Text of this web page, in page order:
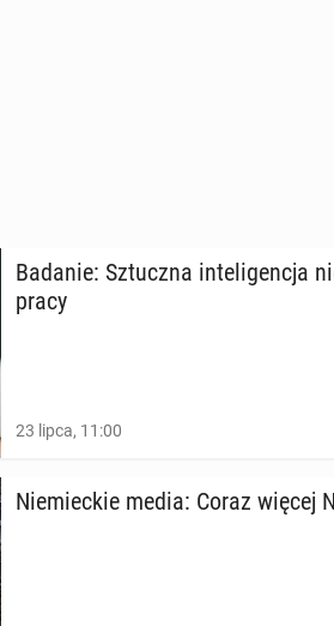
Badanie: Sztucz­na in­te­li­gen­cja
pracy
23 lipca, 11:00
Nie­miec­kie media: Coraz więcej